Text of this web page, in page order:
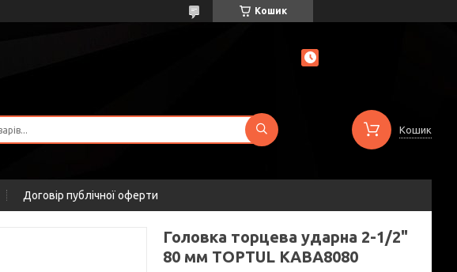
Кошик
Кошик
Договір публічної оферти
Головка торцева ударна 2-1/2"
80 мм TOPTUL KABA8080